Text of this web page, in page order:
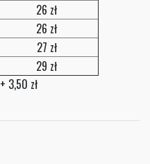
26 zł
26 zł
27 zł
29 zł
+ 3,50 zł